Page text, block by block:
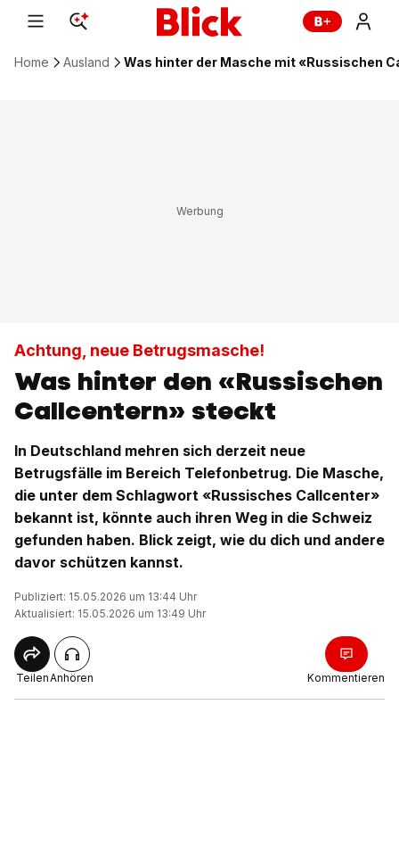
Home Ausland Was hinter der Masche mit «Russischen
Achtung, neue Betrugsmasche!
Was hinter den «Russischen
Callcentern» steckt
In Deutschland mehren sich derzeit neue
Betrugsfälle im Bereich Telefonbetrug. Die Masche,
die unter dem Schlagwort «Russisches Callcenter»
bekannt ist, könnte auch ihren Weg in die Schweiz
gefunden haben. Blick zeigt, wie du dich und andere
davor schützen kannst.
Publiziert: 15.05.2026 um 13:44 Uhr
Aktualisiert: 15.05.2026 um 13:49 Uhr
TeilenAnhören Kommentieren